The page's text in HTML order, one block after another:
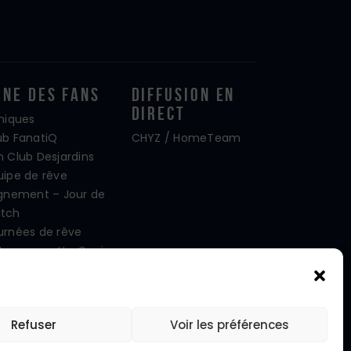
Refuser Voir les préférences
Des Fans
FanatiQ
Club Desjardins
de rêve
– Jour de
de rêve
mascotte Capi
Diffusion En
Direct
CHYZ / HomeTeam